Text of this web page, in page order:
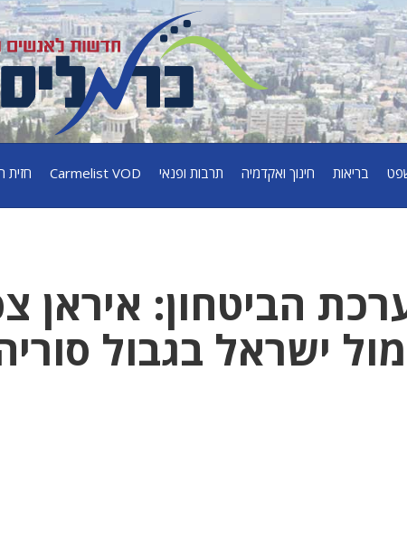
בריאות חינוך ואקדמיה תרבות ופנאי Carmelist VOD חזית
הביטחון: איראן
ישראל בגבול